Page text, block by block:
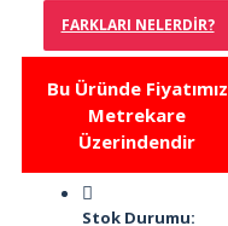
FARKLARI NELERDIR?
Bu Üründe Fiyatımız
Metrekare
Üzerindendir
Stok Durumu: